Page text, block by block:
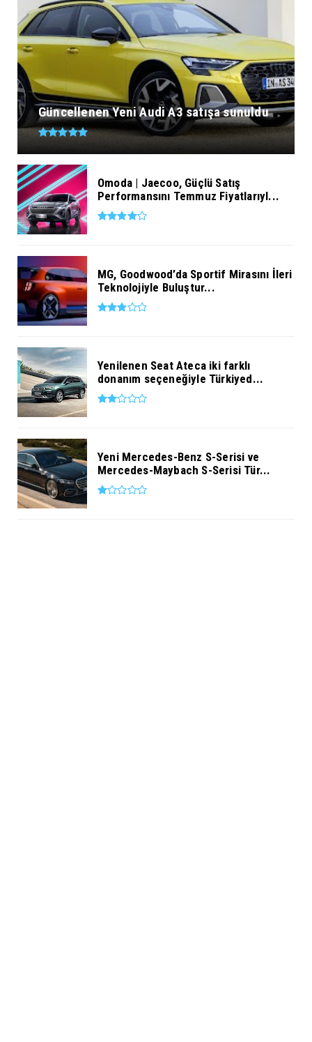
Güncellenen Yeni Audi A3 satışa sunuldu
Omoda | Jaecoo, Güçlü Satış
Performansını Temmuz Fiyatlarıyl...
MG, Goodwood’da Sportif Mirasını İleri
Teknolojiyle Buluştur...
Yenilenen Seat Ateca iki farklı
donanım seçeneğiyle Türkiyed...
Yeni Mercedes-Benz S-Serisi ve
Mercedes-Maybach S-Serisi Tür...